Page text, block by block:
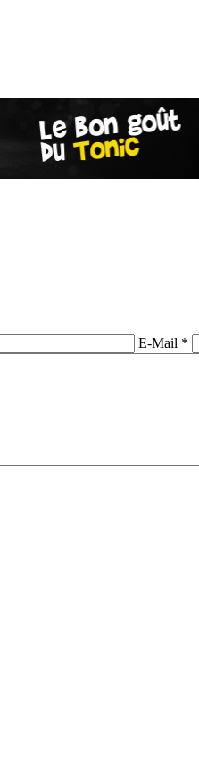
E-Mail *